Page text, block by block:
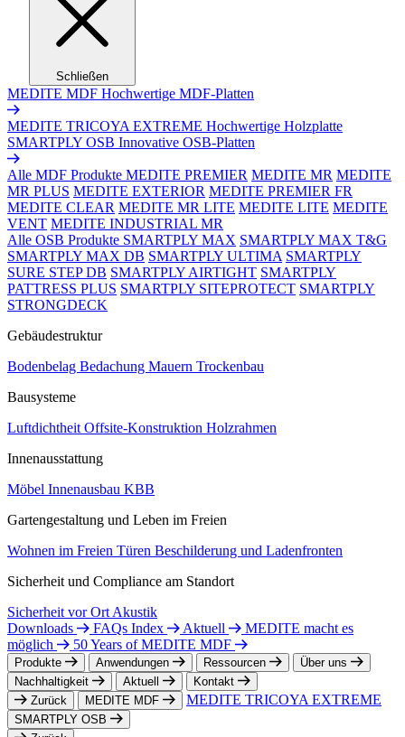
Schließen
MEDITE MDF Hochwertige MDF-Platten
MEDITE TRICOYA EXTREME Hochwertige Holzplatte
SMARTPLY OSB Innovative OSB-Platten
Alle MDF Produkte MEDITE PREMIER MEDITE MR MEDITE
MR PLUS MEDITE EXTERIOR MEDITE PREMIER FR
MEDITE CLEAR MEDITE MR LITE MEDITE LITE MEDITE
VENT MEDITE INDUSTRIAL MR
Alle OSB Produkte SMARTPLY MAX SMARTPLY MAX T&G
SMARTPLY MAX DB SMARTPLY ULTIMA SMARTPLY
SURE STEP DB SMARTPLY AIRTIGHT SMARTPLY
PATTRESS PLUS SMARTPLY SITEPROTECT SMARTPLY
STRONGDECK
Gebäudestruktur
Bodenbelag Bedachung Mauern Trockenbau
Bausysteme
Luftdichtheit Offsite-Konstruktion Holzrahmen
Innenausstattung
Möbel Innenausbau KBB
Gartengestaltung und Leben im Freien
Wohnen im Freien Türen Beschilderung und Ladenfronten
Sicherheit und Compliance am Standort
Sicherheit vor Ort Akustik
Downloads
FAQs Index Aktuell
MEDITE macht es
möglich
50 Years of MEDITE MDF
Produkte Anwendungen Ressourcen
Über uns
Nachhaltigkeit
Aktuell
Kontakt
Zurück
MEDITE MDF MEDITE TRICOYA EXTREME
SMARTPLY OSB